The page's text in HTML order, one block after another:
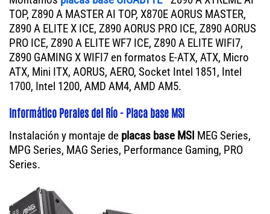
TOP, Z890 A MASTER AI TOP, X870E AORUS MASTER,
Z890 A ELITE X ICE, Z890 AORUS PRO ICE, Z890 AORUS
PRO ICE, Z890 A ELITE WF7 ICE, Z890 A ELITE WIFI7,
Z890 GAMING X WIFI7 en formatos E-ATX, ATX, Micro
ATX, Mini ITX, AORUS, AERO, Socket Intel 1851, Intel
1700, Intel 1200, AMD AM4, AMD AM5.
Informático Perales del Río - Placa base MSI
Instalación y montaje de placas base MSI MEG Series,
MPG Series, MAG Series, Performance Gaming, PRO
Series.